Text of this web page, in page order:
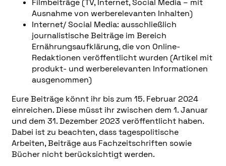
Ausnahme von werberelevanten Inhalten)
Internet/ Social Media: ausschließlich
journalistische Beiträge im Bereich
Ernährungsaufklärung, die von Online-
Redaktionen veröffentlicht wurden (Artikel mit
produkt- und werberelevanten Informationen
ausgenommen)
Eure Beiträge könnt ihr bis zum 15. Februar 2024
einreichen. Diese müsst ihr zwischen dem 1. Januar
und dem 31. Dezember 2023 veröffentlicht haben.
Dabei ist zu beachten, dass tagespolitische
Arbeiten, Beiträge aus Fachzeitschriften sowie
Bücher nicht berücksichtigt werden.